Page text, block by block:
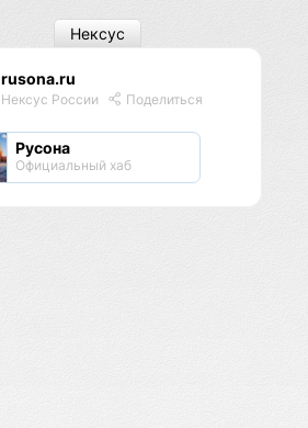
rusona.ru
Нексус России Поделиться
Русона
Официальный хаб
Нексус